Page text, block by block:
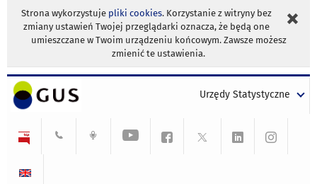
Strona wykorzystuje pliki cookies. Korzystanie z witryny bez
zmiany ustawień Twojej przeglądarki oznacza, że będą one
umieszczane w Twoim urządzeniu końcowym. Zawsze możesz
zmienić te ustawienia.
Urzędy Statystyczne